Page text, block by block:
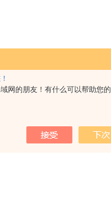
网的朋友！有什么可以帮助您的